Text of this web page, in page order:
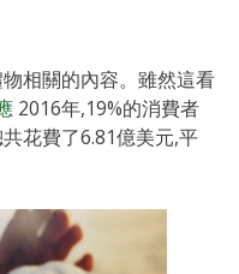
相關的內容。雖然這看
2016年,19%的消費者
花費了6.81億美元,平